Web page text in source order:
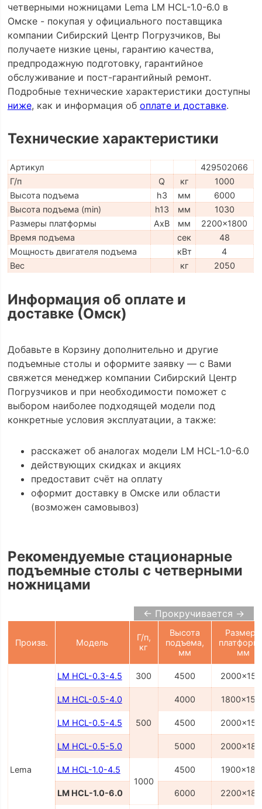
четверными ножницами Lema LM HCL-1.0-6.0 в
Омске - покупая у официального поставщика
компании Сибирский Центр Погрузчиков, Вы
получаете низкие цены, гарантию качества,
предпродажную подготовку, гарантийное
обслуживание и пост-гарантийный ремонт.
Подробные технические характеристики доступны
ниже, как и информация об оплате и доставке.
Технические характеристики
Артикул
429502066
Г/п
Q кг
1000
Высота подъема
h3 мм
6000
Высота подъема (min)
h13 мм
1030
Размеры платформы
AxB мм
2200x1800
Время подъема
сек
48
Мощность двигателя подъема
кВт
4
Вес
кг 2050
Информация об оплате и
доставке (Омск)
Добавьте в Корзину дополнительно и другие
подъемные столы и оформите заявку — с Вами
свяжется менеджер компании Сибирский Центр
Погрузчиков и при необходимости поможет с
выбором наиболее подходящей модели под
конкретные условия эксплуатации, а также:
расскажет об аналогах модели LM HCL-1.0-6.0
действующих скидках и акциях
предоставит счёт на оплату
оформит доставку в Омске или области
(возможен самовывоз)
Рекомендуемые стационарные
подъемные столы с четверными
ножницами
← Прокручивается →
Произв. Модель
Г/п,
кг
Высота
подъема,
мм
Размеры
мм
Lema
LM HCL-0.3-4.5 300 4500
LM HCL-0.5-4.0
500
4000
LM HCL-0.5-4.5 4500
LM HCL-0.5-5.0 5000
LM HCL-1.0-4.5
1000
4500
LM HCL-1.0-6.0 6000